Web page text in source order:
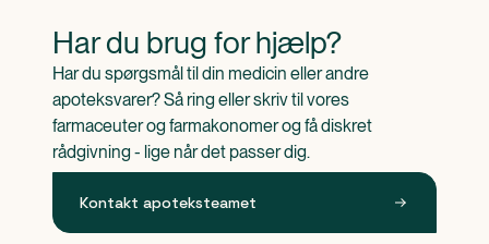
Har du brug for hjælp?
Har du spørgsmål til din medicin eller andre
apoteksvarer? Så ring eller skriv til vores
farmaceuter og farmakonomer og få diskret
rådgivning - lige når det passer dig.
Kontakt apoteksteamet